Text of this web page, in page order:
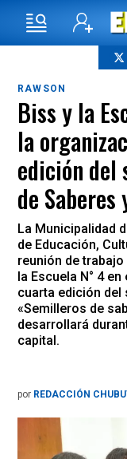
RAWSON
Biss y la
la
edición del
de
La Municipalidad
de Educación,
reunión de
la Escuela N° 4
cuarta edición del
«Semilleros de
desarrollará
capital.
por REDACCIÓN